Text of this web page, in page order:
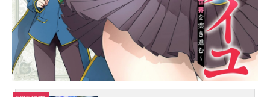
ニア・ビルフォード：加隈亜衣レオ
ーネ・オルファー：楠木ともりリー
ゼロッテ・アールシア：倉持若菜エ
リス：白石晴香システィア・ルージ
ュ：喜多村英梨...